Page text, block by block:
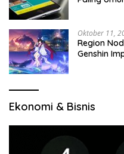
Oktober 11,
Region
Genshin
Ekonomi & Bisnis